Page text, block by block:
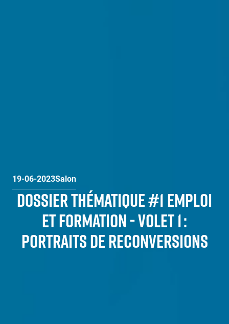
19-06-2023Salon
DOSSIER THÉMATIQUE #1 EMPLOI
ET FORMATION - VOLET 1 :
PORTRAITS DE RECONVERSIONS